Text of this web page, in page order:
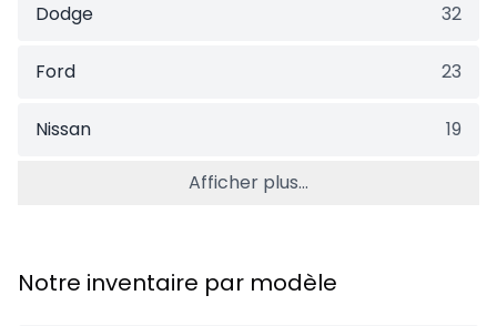
Dodge 32
Ford 23
Nissan 19
Afficher plus...
Notre inventaire par modèle